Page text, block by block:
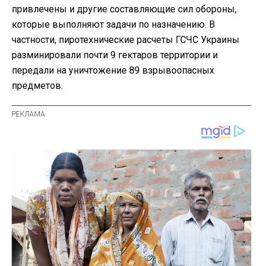
привлечены и другие составляющие сил обороны,
которые выполняют задачи по назначению. В
частности, пиротехнические расчеты ГСЧС Украины
разминировали почти 9 гектаров территории и
передали на уничтожение 89 взрывоопасных
предметов.